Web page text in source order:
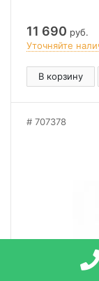
11 690 руб.
Уточняйте
В корзину
707378